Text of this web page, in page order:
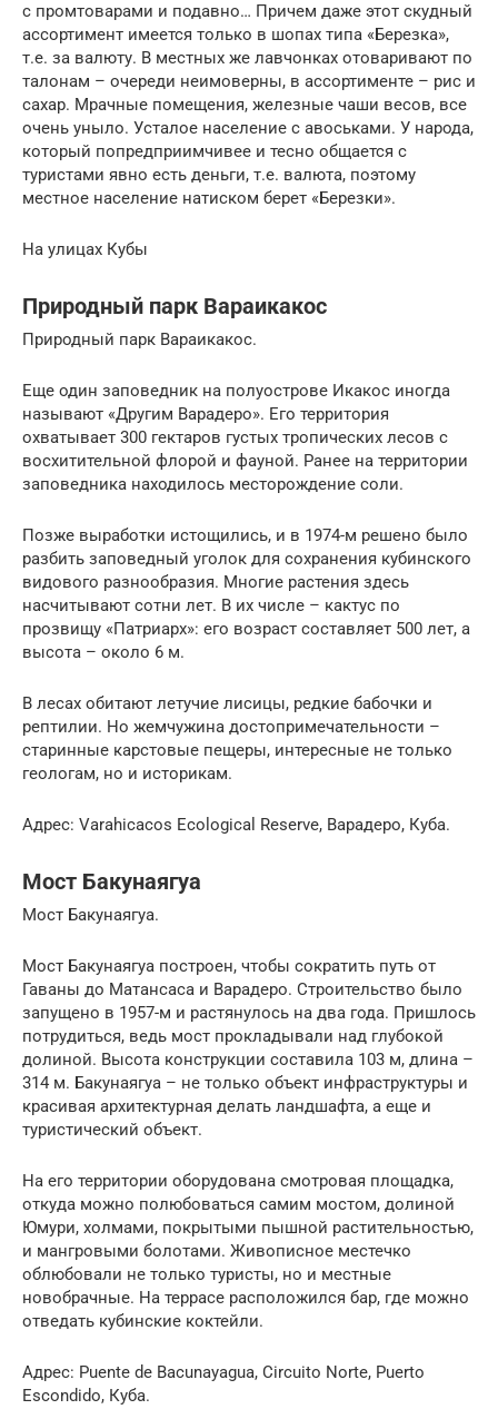
с промтоварами и подавно… Причем даже этот скудный
ассортимент имеется только в шопах типа «Березка»,
т.е. за валюту. В местных же лавчонках отоваривают по
талонам – очереди неимоверны, в ассортименте – рис и
сахар. Мрачные помещения, железные чаши весов, все
очень уныло. Усталое население с авоськами. У народа,
который попредприимчивее и тесно общается с
туристами явно есть деньги, т.е. валюта, поэтому
местное население натиском берет «Березки».
На улицах Кубы
Природный парк Вараикакос
Природный парк Вараикакос.
Еще один заповедник на полуострове Икакос иногда
называют «Другим Варадеро». Его территория
охватывает 300 гектаров густых тропических лесов с
восхитительной флорой и фауной. Ранее на территории
заповедника находилось месторождение соли.
Позже выработки истощились, и в 1974-м решено было
разбить заповедный уголок для сохранения кубинского
видового разнообразия. Многие растения здесь
насчитывают сотни лет. В их числе – кактус по
прозвищу «Патриарх»: его возраст составляет 500 лет, а
высота – около 6 м.
В лесах обитают летучие лисицы, редкие бабочки и
рептилии. Но жемчужина достопримечательности –
старинные карстовые пещеры, интересные не только
геологам, но и историкам.
Адрес: Varahicacos Ecological Reserve, Варадеро, Куба.
Мост Бакунаягуа
Мост Бакунаягуа.
Мост Бакунаягуа построен, чтобы сократить путь от
Гаваны до Матансаса и Варадеро. Строительство было
запущено в 1957-м и растянулось на два года. Пришлось
потрудиться, ведь мост прокладывали над глубокой
долиной. Высота конструкции составила 103 м, длина –
314 м. Бакунаягуа – не только объект инфраструктуры и
красивая архитектурная делать ландшафта, а еще и
туристический объект.
На его территории оборудована смотровая площадка,
откуда можно полюбоваться самим мостом, долиной
Юмури, холмами, покрытыми пышной растительностью,
и мангровыми болотами. Живописное местечко
облюбовали не только туристы, но и местные
новобрачные. На террасе расположился бар, где можно
отведать кубинские коктейли.
Адрес: Puente de Bacunayagua, Circuito Norte, Puerto
Escondido, Куба.